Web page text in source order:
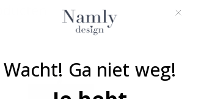
Wacht! Ga niet weg!